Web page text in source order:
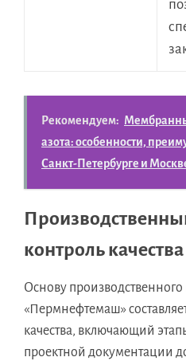
Рекомендуем:
азота: особенности,
Санкт-Петербурге и
контроль качества
Основу производственного
«Пермнефтемаш»
качества, включающий
проектной документации